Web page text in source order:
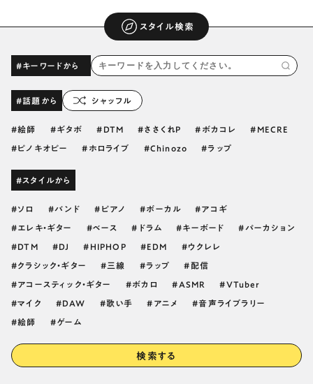
スタイル検索
#キーワードから
#話題から シャッフル
絵師 ギタボ DTM ささくれP ボカコレ MECRE
ピノキオピー ホロライブ Chinozo ラップ
#スタイルから
ソロ バンド ピアノ ボーカル アコギ
エレキ・ギター ベース ドラム キーボード パーカション
DTM DJ HIPHOP EDM ウクレレ
クラシック・ギター 三線 ラップ 配信
アコースティック・ギター ボカロ ASMR VTuber
マイク DAW 歌い手 アニメ 音声ライブラリー
絵師 ゲーム
検索する